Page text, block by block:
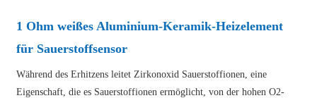
1 Ohm weißes Aluminium-Keramik-Heizelement
für Sauerstoffsensor
Während des Erhitzens leitet Zirkonoxid Sauerstoffionen, eine
Eigenschaft, die es Sauerstoffionen ermöglicht, von der hohen O2-